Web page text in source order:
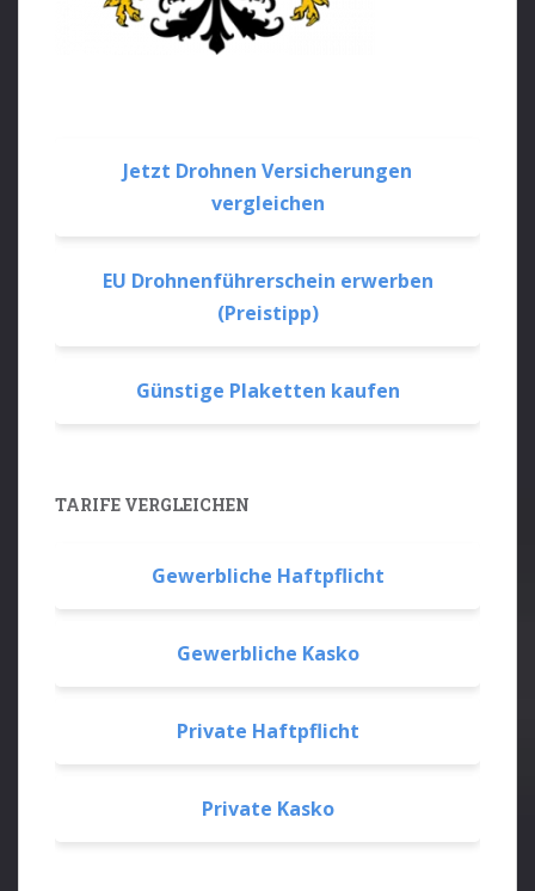
Jetzt Drohnen Versicherungen
vergleichen
EU Drohnenführerschein erwerben
(Preistipp)
Günstige Plaketten kaufen
TARIFE VERGLEICHEN
Gewerbliche Haftpflicht
Gewerbliche Kasko
Private Haftpflicht
Private Kasko